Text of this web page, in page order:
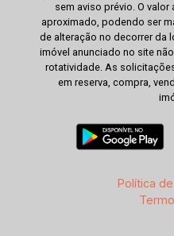
sem aviso prévio. O
aproximado, podendo ser
de alteração no decorrer da
imóvel anunciado no site
rotatividade. As
em reserva, compra,
Política